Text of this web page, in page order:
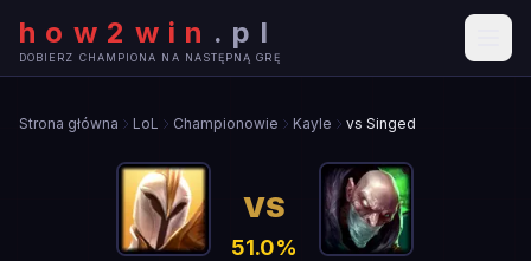
how2win . pl
DOBIERZ CHAMPIONA NA NASTĘPNĄ GRĘ
Strona główna LoL Championowie Kayle vs Singed
VS
51.0%